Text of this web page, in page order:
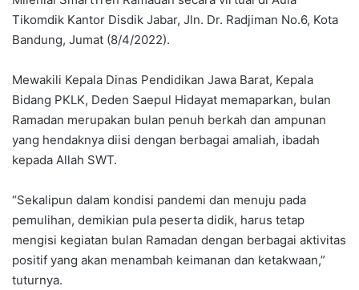
Tikomdik Kantor Disdik Jabar, Jln. Dr. Radjiman No.6, Kota
Bandung, Jumat (8/4/2022).
Mewakili Kepala Dinas Pendidikan Jawa Barat, Kepala
Bidang PKLK, Deden Saepul Hidayat memaparkan, bulan
Ramadan merupakan bulan penuh berkah dan ampunan
yang hendaknya diisi dengan berbagai amaliah, ibadah
kepada Allah SWT.
“Sekalipun dalam kondisi pandemi dan menuju pada
pemulihan, demikian pula peserta didik, harus tetap
mengisi kegiatan bulan Ramadan dengan berbagai aktivitas
positif yang akan menambah keimanan dan ketakwaan,”
tuturnya.